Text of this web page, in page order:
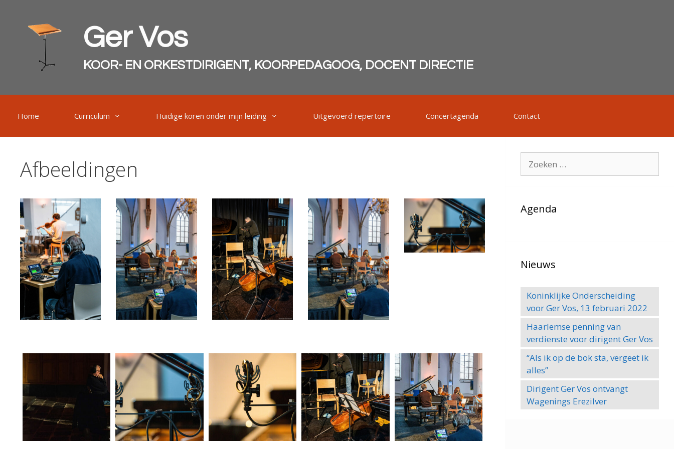
Ger Vos
KOOR- EN ORKESTDIRIGENT, KOORPEDAGOOG, DOCENT DIRECTIE
Home Curriculum Huidige koren onder mijn leiding Uitgevoerd repertoire Concertagenda Contact
Afbeeldingen
naar:
Agenda
Nieuws
Koninklijke Onderscheiding
voor Ger Vos, 13 februari 2022
Haarlemse penning van
verdienste voor dirigent Ger Vos
“Als ik op de bok sta, vergeet ik
alles”
Dirigent Ger Vos ontvangt
Wagenings Erezilver